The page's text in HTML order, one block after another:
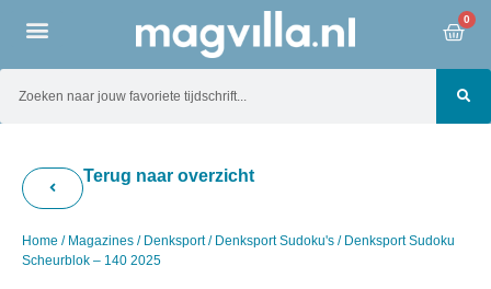
0
Terug naar overzicht
Home / Magazines / Denksport/ Denksport Sudoku's / Denksport Sudoku
Scheurblok – 140 2025